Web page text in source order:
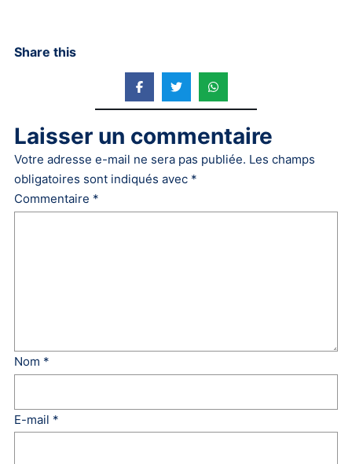
Share this
Laisser un commentaire
Votre adresse e-mail ne sera pas publiée. Les champs
obligatoires sont indiqués avec *
Commentaire *
Nom *
E-mail *